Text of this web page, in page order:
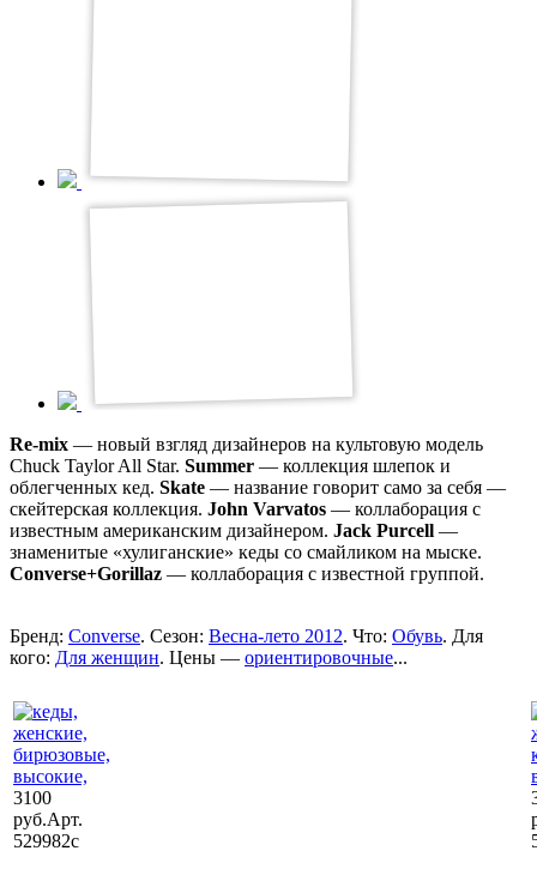
Re-mix — новый взгляд дизайнеров на культовую модель
Chuck Taylor All Star. Summer — коллекция шлепок и
облегченных кед. Skate — название говорит само за себя —
скейтерская коллекция. John Varvatos — коллаборация с
известным американским дизайнером. Jack Purcell —
знаменитые «хулиганские» кеды со смайликом на мыске.
Converse+Gorillaz — коллаборация с известной группой.
Бренд: Converse. Сезон: Весна-лето 2012. Что: Обувь. Для
кого: Для женщин. Цены — ориентировочные...
3100
руб.Арт.
529982c